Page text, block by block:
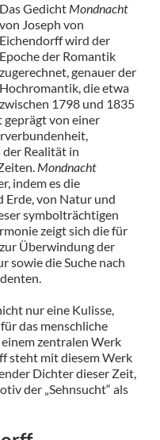
Das Gedicht Mondnacht
von Joseph von
Eichendorff wird der
Epoche der Romantik
zugerechnet, genauer der
Hochromantik, die etwa
zwischen 1798 und 1835
geprägt von einer
der Realität in
Mondnacht
indem es die
Erde, von Natur und
symbolträchtigen
zeigt sich die für
Überwindung der
sowie die Suche nach
nur eine Kulisse,
das menschliche
zentralen Werk
steht mit diesem Werk
Dichter dieser Zeit,
der „Sehnsucht“ als